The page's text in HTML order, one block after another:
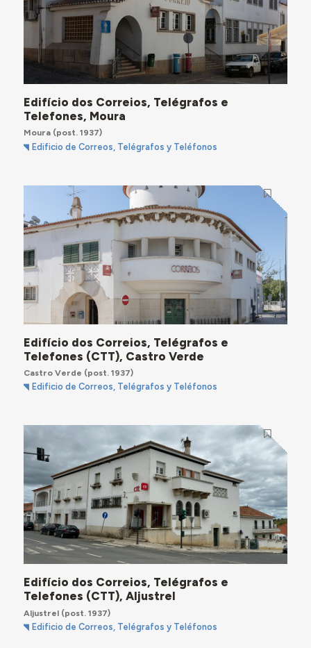
Edifício dos Correios, Telégrafos e
Telefones, Moura
Moura(post. 1937)
Edificio de Correos, Telégrafos y Teléfonos
Edifício dos Correios, Telégrafos e
Telefones (CTT), Castro Verde
Castro Verde (post. 1937)
Edificio de Correos, Telégrafos y Teléfonos
Edifício dos Correios, Telégrafos e
Telefones (CTT), Aljustrel
Aljustrel(post. 1937)
Edificio de Correos, Telégrafos y Teléfonos